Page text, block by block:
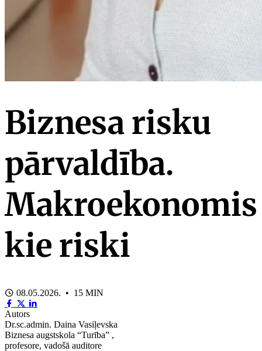
Biznesa risku
pārvaldība.
Makroekonomis
kie riski
08.05.2026. • 15 MIN
Autors
Dr.sc.admin. Daina Vasiļevska
Biznesa augstskola “Turība” ,
profesore, vadošā auditore